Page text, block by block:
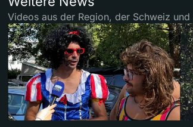
Videos aus der Region, der Schweiz und